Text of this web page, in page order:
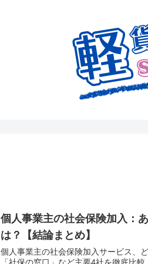
個人事業主の社会保険加入：
は？【結論まとめ】
個人事業主の社会保険加入サービス、